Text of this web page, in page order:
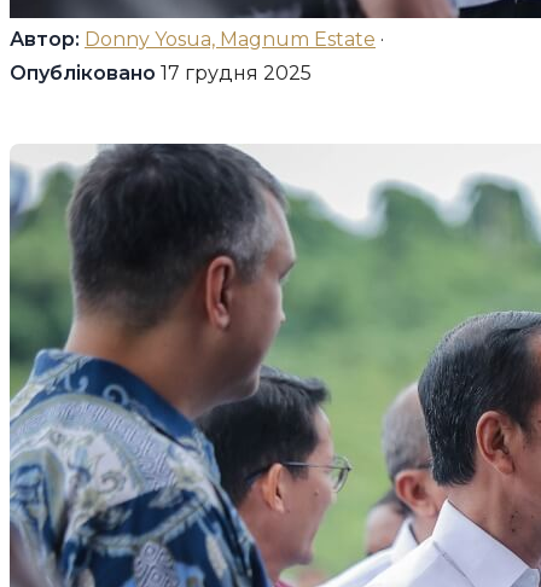
Автор: Donny Yosua, Magnum Estate ·
Опубліковано 17 грудня 2025